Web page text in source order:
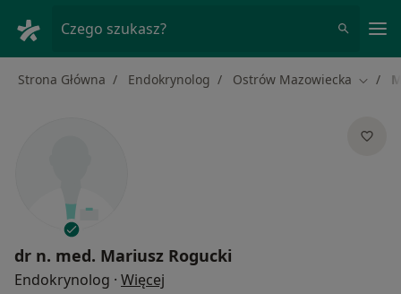
Czego szukasz?
Strona Główna Endokrynolog Ostrów Mazowiecka Zmień
dr n. med. Mariusz Rogucki
Endokrynolog · Więcej